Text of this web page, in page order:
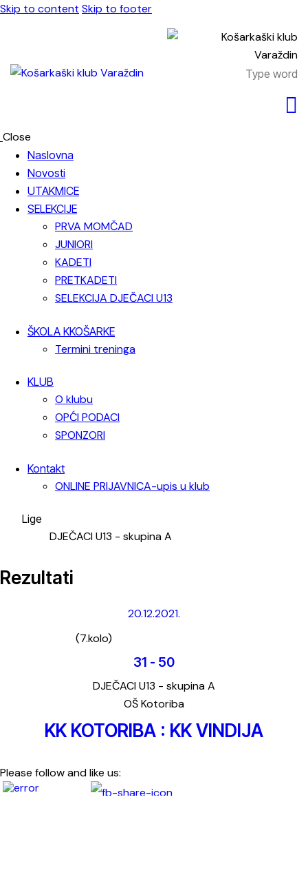
Skip to content Skip to footer
Close
Naslovna
Novosti
UTAKMICE
SELEKCIJE
PRVA MOMČAD
JUNIORI
KADETI
PRETKADETI
SELEKCIJA DJEČACI U13
ŠKOLA KKOŠARKE
Termini treninga
KLUB
O klubu
OPĆI PODACI
SPONZORI
Kontakt
ONLINE PRIJAVNICA-upis u klub
Lige
DJEČACI U13 - skupina A
Rezultati
20.12.2021.
(7.kolo)
31 - 50
DJEČACI U13 - skupina A
OŠ Kotoriba
KK KOTORIBA : KK VINDIJA
Please follow and like us: